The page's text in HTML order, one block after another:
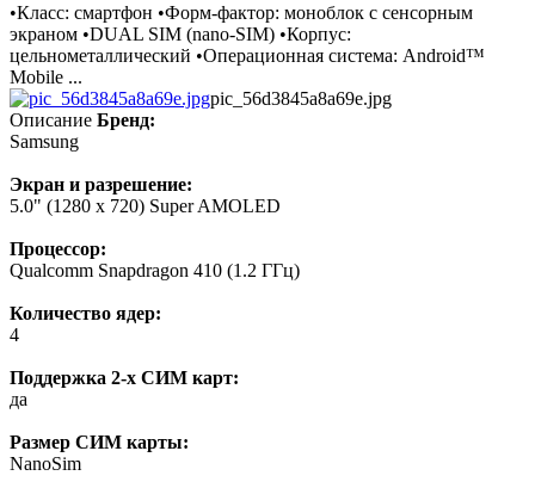
•Класс: смартфон •Форм-фактор: моноблок с сенсорным
экраном •DUAL SIM (nano-SIM) •Корпус:
цельнометаллический •Операционная система: Android™
Mobile ...
pic_56d3845a8a69e.jpg
Описание Бренд:
Samsung
Экран и разрешение:
5.0" (1280 x 720) Super AMOLED
Процессор:
Qualcomm Snapdragon 410 (1.2 ГГц)
Количество ядер:
4
Поддержка 2-х СИМ карт:
да
Размер СИМ карты:
NanoSim